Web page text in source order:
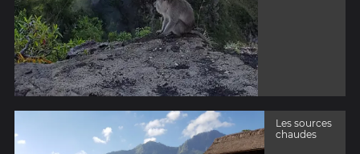
Les sources
chaudes